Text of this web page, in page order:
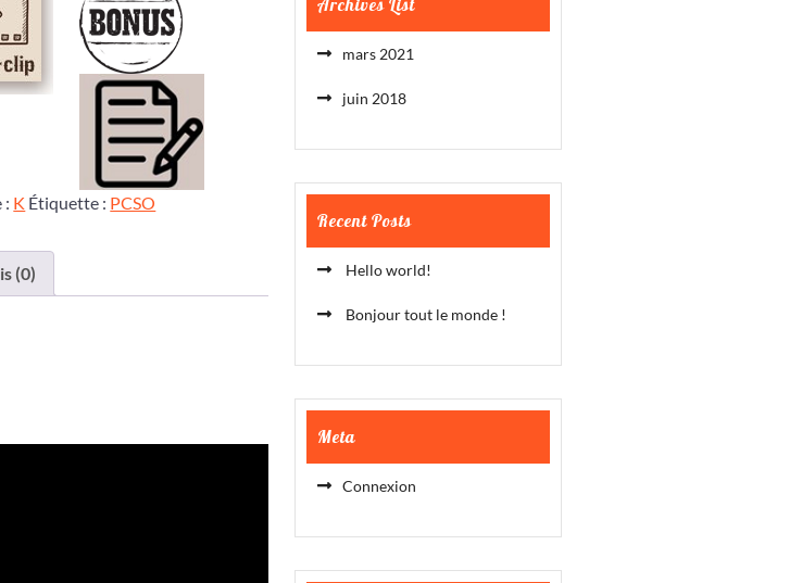
: K Étiquette : PCSO
(0)
Archives List
mars 2021
juin 2018
Recent Posts
Hello world!
Bonjour tout le monde !
Meta
Connexion